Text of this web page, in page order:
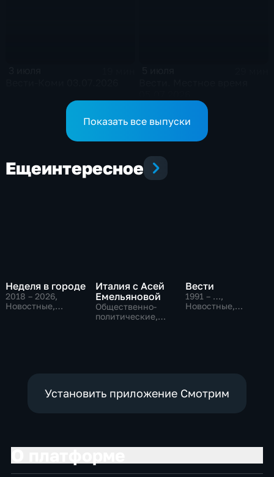
Показать все выпуски
Ещеинтересное
Неделя в городе
2018 – 2026,
Новостные,
Италия с Асей
Емельяновой
Общественно-
политические,
Вести
1991 – …,
Новостные,
Установить приложение Смотрим